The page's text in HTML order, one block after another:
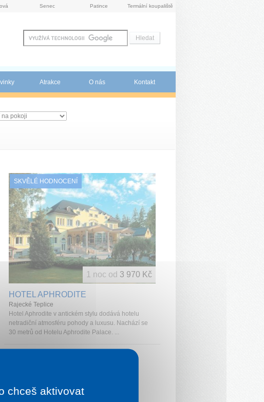
Senec Patince Termální koupaliště
Atrakce O nás Kontakt
SKVĚLÉ HODNOCENÍ
HOTEL APHRODITE
Rajecké Teplice
Hotel Aphrodite v antickém stylu dodává hotelu
netradiční atmosféru pohody a luxusu. Nachází se
30 metrů od Hotelu Aphrodite Palace. ...
1 noc od 3 970 Kč
chceš aktivovat